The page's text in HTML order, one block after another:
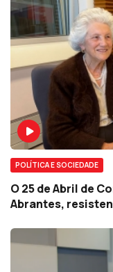
POLÍTICA E SOCIEDADE
O 25 de Abril de
Abrantes,